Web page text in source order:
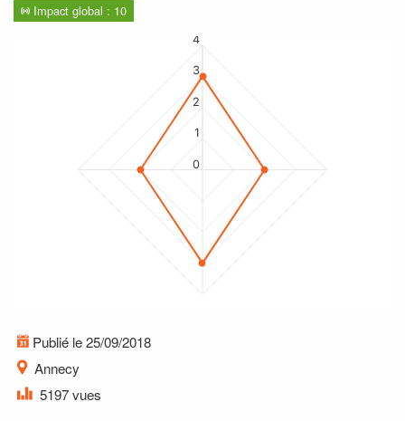
Impact global : 10
0
1
2
3
4
Publié le 25/09/2018
Annecy
5197 vues